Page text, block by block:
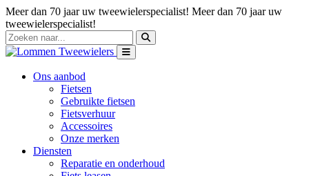
Meer dan 70 jaar uw tweewielerspecialist! Meer dan 70 jaar uw
tweewielerspecialist!
Ons aanbod
Fietsen
Gebruikte fietsen
Fietsverhuur
Accessoires
Onze merken
Diensten
Reparatie en onderhoud